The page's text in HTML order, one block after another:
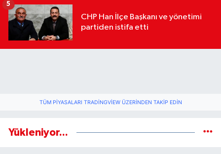
CHP Han İlçe Başkanı ve yönetimi
partiden istifa etti
5
TÜM PIYASALARI TRADINGVIEW ÜZERINDEN TAKIP EDIN
Yükleniyor...